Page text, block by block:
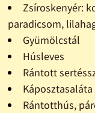
Zsíroskenyér:
paradicsom,
Gyümölcstál
Húsleves
Rántott
Káposztasaláta
Rántotthús,